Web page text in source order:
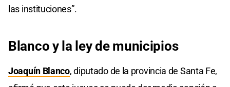
las instituciones”.
Blanco y la ley de municipios
Joaquín Blanco, diputado de la provincia de Santa Fe,